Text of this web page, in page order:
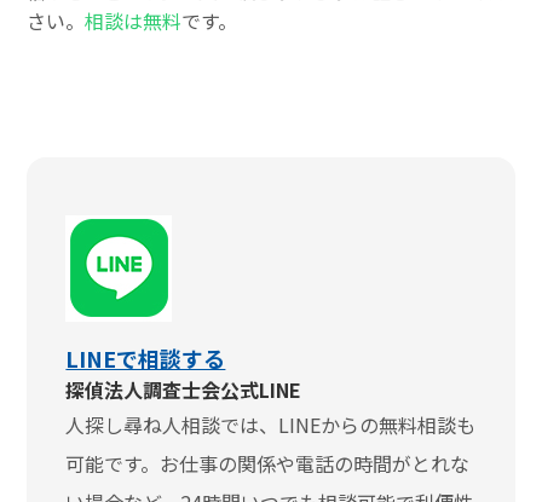
さい。相談は無料です。
LINEで相談する
探偵法人調査士会公式LINE
人探し尋ね人相談では、LINEからの無料相談も
可能です。お仕事の関係や電話の時間がとれな